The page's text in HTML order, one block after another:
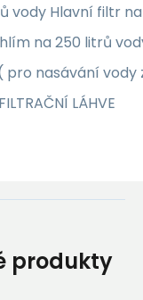
vody Hlavní filtr
na 250 litrů
nasávání vody
LÁHVE
produkty